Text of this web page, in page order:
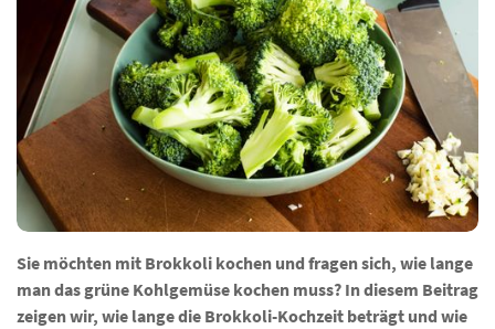
Sie möchten mit Brokkoli kochen und fragen sich, wie lange
man das grüne Kohlgemüse kochen muss? In diesem Beitrag
zeigen wir, wie lange die Brokkoli-Kochzeit beträgt und wie